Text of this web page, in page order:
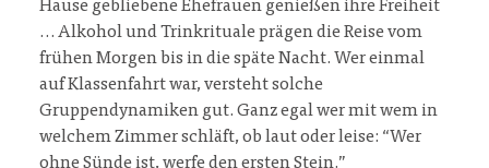
Hause gebliebene Ehefrauen genießen ihre Freiheit
… Alkohol und Trinkrituale prägen die Reise vom
frühen Morgen bis in die späte Nacht. Wer einmal
auf Klassenfahrt war, versteht solche
Gruppendynamiken gut. Ganz egal wer mit wem in
welchem Zimmer schläft, ob laut oder leise: “Wer
ohne Sünde ist, werfe den ersten Stein.”